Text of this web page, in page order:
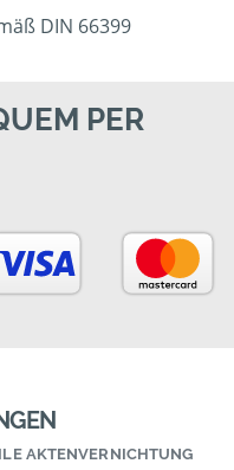
DIN 66399
PER
AKTENVERNICHTUNG